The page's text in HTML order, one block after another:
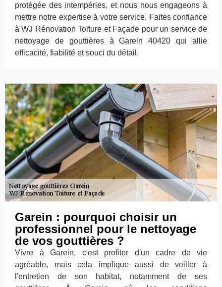
protégée des intempéries, et nous nous engageons à
mettre notre expertise à votre service. Faites confiance
à WJ Rénovation Toiture et Façade pour un service de
nettoyage de gouttières à Garein 40420 qui allie
efficacité, fiabilité et souci du détail.
Garein : pourquoi choisir un
professionnel pour le nettoyage
de vos gouttières ?
Vivre à Garein, c'est profiter d'un cadre de vie
agréable, mais cela implique aussi de veiller à
l'entretien de son habitat, notamment de ses